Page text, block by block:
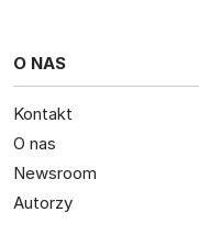
O NAS
Kontakt
O nas
Newsroom
Autorzy